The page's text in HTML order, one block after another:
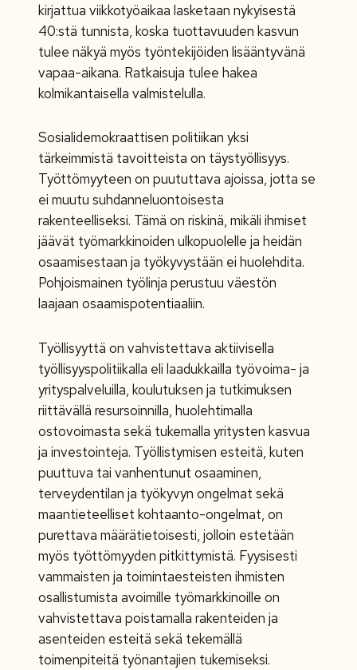
kirjattua viikkotyöaikaa lasketaan nykyisestä
40:stä tunnista, koska tuottavuuden kasvun
tulee näkyä myös työntekijöiden lisääntyvänä
vapaa-aikana. Ratkaisuja tulee hakea
kolmikantaisella valmistelulla.
Sosialidemokraattisen politiikan yksi
tärkeimmistä tavoitteista on täystyöllisyys.
Työttömyyteen on puututtava ajoissa, jotta se
ei muutu suhdanneluontoisesta
rakenteelliseksi. Tämä on riskinä, mikäli ihmiset
jäävät työmarkkinoiden ulkopuolelle ja heidän
osaamisestaan ja työkyvystään ei huolehdita.
Pohjoismainen työlinja perustuu väestön
laajaan osaamispotentiaaliin.
Työllisyyttä on vahvistettava aktiivisella
työllisyyspolitiikalla eli laadukkailla työvoima- ja
yrityspalveluilla, koulutuksen ja tutkimuksen
riittävällä resursoinnilla, huolehtimalla
ostovoimasta sekä tukemalla yritysten kasvua
ja investointeja. Työllistymisen esteitä, kuten
puuttuva tai vanhentunut osaaminen,
terveydentilan ja työkyvyn ongelmat sekä
maantieteelliset kohtaanto-ongelmat, on
purettava määrätietoisesti, jolloin estetään
myös työttömyyden pitkittymistä. Fyysisesti
vammaisten ja toimintaesteisten ihmisten
osallistumista avoimille työmarkkinoille on
vahvistettava poistamalla rakenteiden ja
asenteiden esteitä sekä tekemällä
toimenpiteitä työnantajien tukemiseksi.